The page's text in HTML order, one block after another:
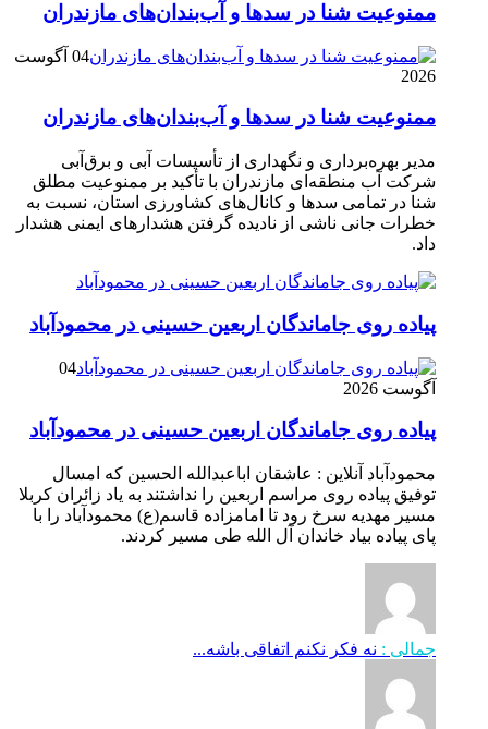
ممنوعیت شنا در سدها و آب‌بندان‌‌های مازندران
04 آگوست
2026
ممنوعیت شنا در سدها و آب‌بندان‌‌های مازندران
مدیر بهره‌برداری و نگهداری از تأسیسات آبی و برق‌آبی
شرکت آب منطقه‌ای مازندران با تأکید بر ممنوعیت مطلق
شنا در تمامی سدها و کانال‌های کشاورزی استان، نسبت به
خطرات جانی ناشی از نادیده گرفتن هشدارهای ایمنی هشدار
داد.
پیاده روی جاماندگان اربعین حسینی در محمودآباد
04
آگوست 2026
پیاده روی جاماندگان اربعین حسینی در محمودآباد
محمودآباد آنلاین : عاشقان اباعبدالله الحسین که امسال
توفیق پیاده روی مراسم اربعین را نداشتند به یاد زائران کربلا
مسیر مهدیه سرخ رود تا امامزاده قاسم(ع) محمودآباد را با
پای پیاده بیاد خاندان آل الله طی مسیر کردند.
جمالی : نه فکر نکنم اتفاقی باشه...